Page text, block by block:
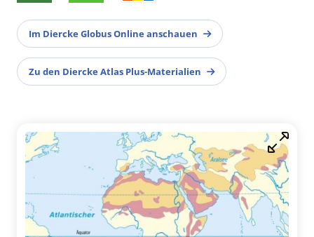
Im Diercke Globus Online anschauen
Zu den Diercke Atlas Plus-Materialien